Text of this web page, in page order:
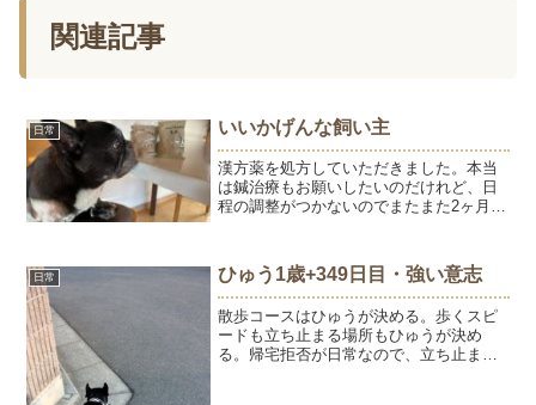
関連記事
日常 いいかげんな飼い主
漢方薬を処方していただきました。本当
は鍼治療もお願いしたいのだけれど、日
程の調整がつかないのでまたまた2ヶ月分
たので、特にお薬も治療もしなかったら1
年後に再発。またま...
日常 ひゅう1歳+349日目・強い意志
散歩コースはひゅうが決める。歩くスピ
ードも立ち止まる場所もひゅうが決め
る。帰宅拒否が日常なので、立ち止まっ